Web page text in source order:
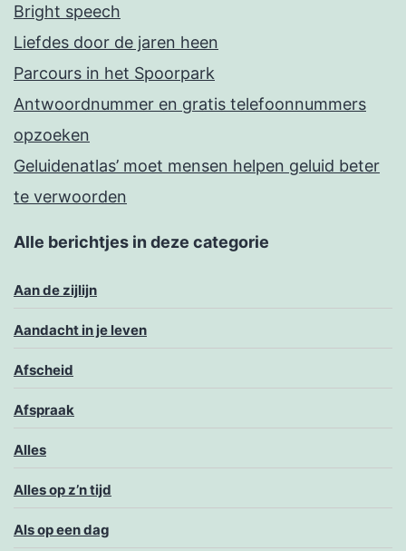
Bright speech
Liefdes door de jaren heen
Parcours in het Spoorpark
Antwoordnummer en gratis telefoonnummers
opzoeken
Geluidenatlas’ moet mensen helpen geluid beter
te verwoorden
Alle berichtjes in deze categorie
Aan de zijlijn
Aandacht in je leven
Afscheid
Afspraak
Alles
Alles op z’n tijd
Als op een dag